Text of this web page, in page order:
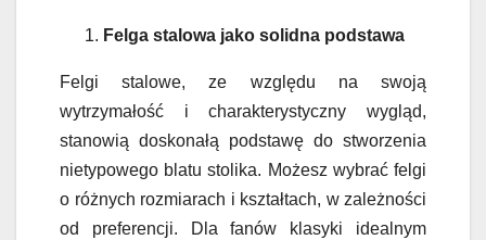
Felga stalowa jako solidna podstawa
Felgi stalowe, ze względu na swoją
wytrzymałość i charakterystyczny wygląd,
stanowią doskonałą podstawę do stworzenia
nietypowego blatu stolika. Możesz wybrać felgi
o różnych rozmiarach i kształtach, w zależności
od preferencji. Dla fanów klasyki idealnym